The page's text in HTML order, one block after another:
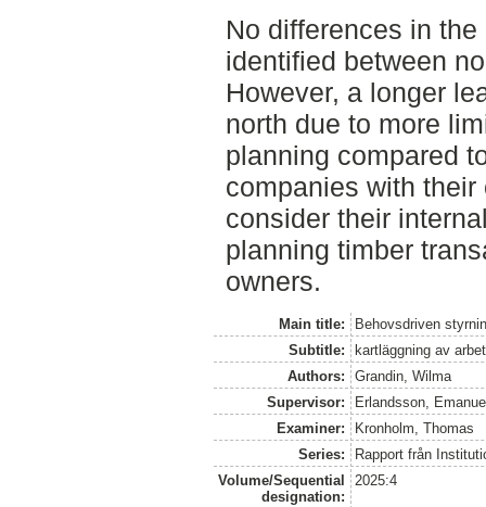
No differences in
identified between
However, a longer
north due to more
planning compared
companies with
consider their
planning timber
owners.
Main title:
Behovsdriven
Subtitle:
kartläggning av
Authors:
Grandin, Wilma
Supervisor:
Erlandsson,
Examiner:
Kronholm, Thomas
Series:
Rapport från
Volume/Sequential
designation:
2025:4